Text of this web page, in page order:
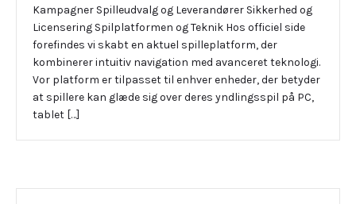
Kampagner Spilleudvalg og Leverandører Sikkerhed og
Licensering Spilplatformen og Teknik Hos officiel side
forefindes vi skabt en aktuel spilleplatform, der
kombinerer intuitiv navigation med avanceret teknologi.
Vor platform er tilpasset til enhver enheder, der betyder
at spillere kan glæde sig over deres yndlingsspil på PC,
tablet […]